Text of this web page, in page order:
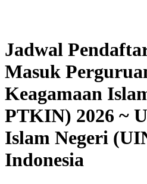
Jadwal
Masuk
Keagamaan
PTKIN) 2026 ~
Islam Negeri
Indonesia